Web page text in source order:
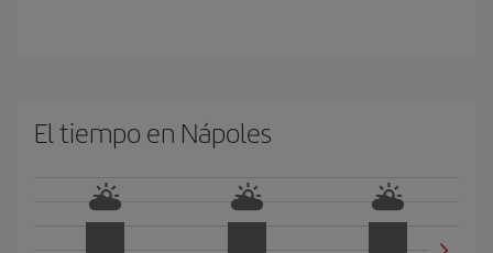
El tiempo en Nápoles